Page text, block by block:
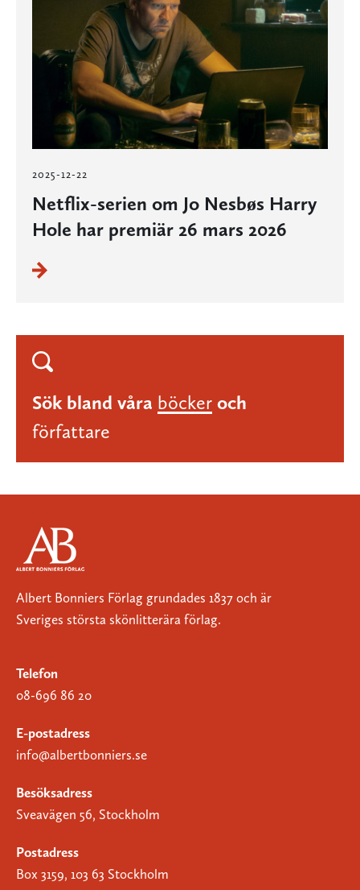
2025-12-22
Netflix-serien om Jo Nesbøs Harry
Hole har premiär 26 mars 2026
Sök bland våra böcker och
författare
Albert Bonniers Förlag grundades 1837 och är
Sveriges största skönlitterära förlag.
Telefon
08-696 86 20
E-postadress
info@albertbonniers.se
Besöksadress
Sveavägen 56, Stockholm
Postadress
Box 3159, 103 63 Stockholm